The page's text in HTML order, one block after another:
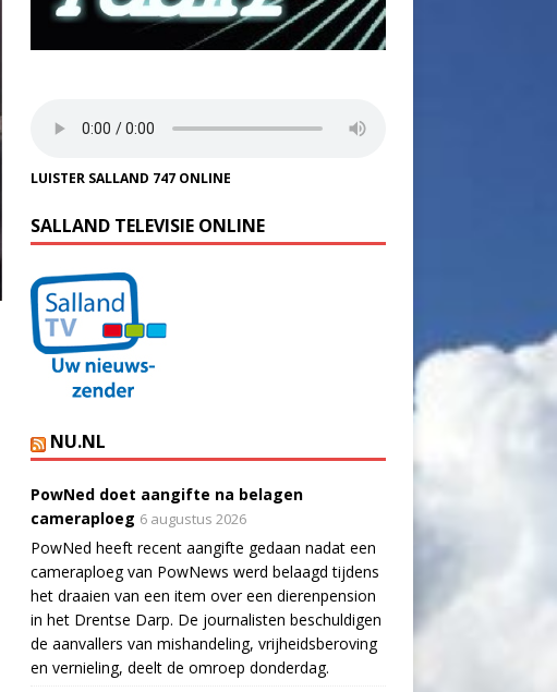
LUISTER SALLAND 747 ONLINE
SALLAND TELEVISIE ONLINE
NU.NL
PowNed doet aangifte na belagen
cameraploeg 6 augustus 2026
PowNed heeft recent aangifte gedaan nadat een
cameraploeg van PowNews werd belaagd tijdens
het draaien van een item over een dierenpension
in het Drentse Darp. De journalisten beschuldigen
de aanvallers van mishandeling, vrijheidsberoving
en vernieling, deelt de omroep donderdag.